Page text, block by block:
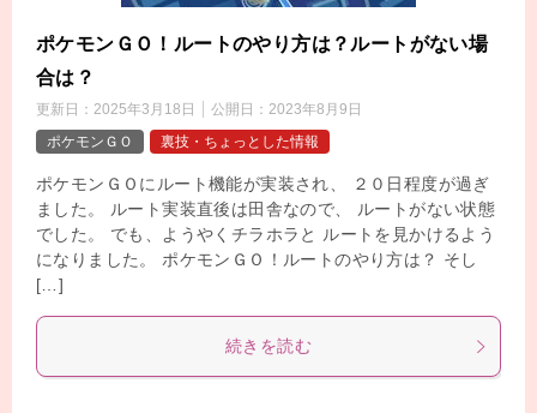
ポケモンＧＯ！ルートのやり方は？ルートがない場
合は？
更新日： 2025年3月18日 公開日： 2023年8月9日
ポケモンＧＯ
裏技・ちょっとした情報
ポケモンＧＯにルート機能が実装され、 ２０日程度が過ぎ
ました。 ルート実装直後は田舎なので、 ルートがない状態
でした。 でも、ようやくチラホラと ルートを見かけるよう
になりました。 ポケモンＧＯ！ルートのやり方は？ そし
[…]
続きを読む